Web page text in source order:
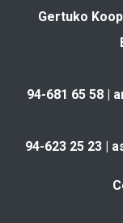
Gertuko
94-681 65 58 |
94-623 25 23 |